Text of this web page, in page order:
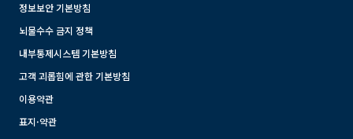
정보보안 기본방침
뇌물수수 금지 정책
내부통제시스템 기본방침
고객 괴롭힘에 관한 기본방침
이용약관
표지·약관